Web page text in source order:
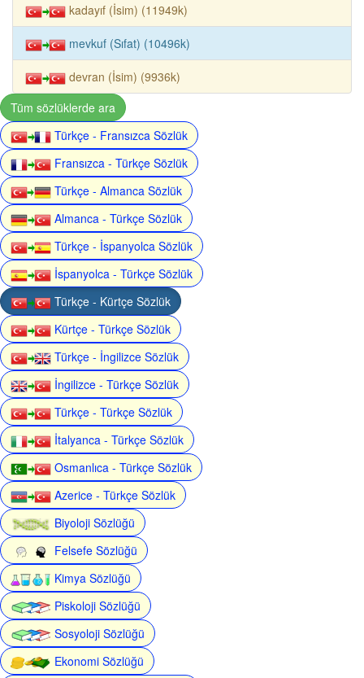
kadayıf (İsim) (11949k)
mevkuf (Sıfat) (10496k)
devran (İsim) (9936k)
Tüm sözlüklerde ara
Türkçe - Fransızca Sözlük
Fransızca - Türkçe Sözlük
Türkçe - Almanca Sözlük
Almanca - Türkçe Sözlük
Türkçe - İspanyolca Sözlük
İspanyolca - Türkçe Sözlük
Türkçe - Kürtçe Sözlük
Kürtçe - Türkçe Sözlük
Türkçe - İngilizce Sözlük
İngilizce - Türkçe Sözlük
Türkçe - Türkçe Sözlük
İtalyanca - Türkçe Sözlük
Osmanlıca - Türkçe Sözlük
Azerice - Türkçe Sözlük
Biyoloji Sözlüğü
Felsefe Sözlüğü
Kimya Sözlüğü
Piskoloji Sözlüğü
Sosyoloji Sözlüğü
Ekonomi Sözlüğü